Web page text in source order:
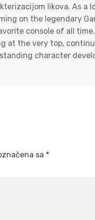
likova. As a
on the legendary
console of all
at the very top,
character
sa *